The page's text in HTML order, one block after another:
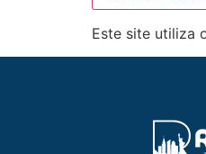
Este site utiliza